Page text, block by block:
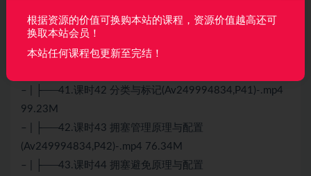
– | ├──39.课时40 网络质量分析 (NQA)配置
(Av249994834,P39)-.mp4 76.83M
– | ├──40.课时41 QoS基础(Av249994834,P40)-.mp4
– | ├──41.课时42 分类与标记(Av249994834,P41)-.mp4
99.23M
– | ├──42.课时43 拥塞管理原理与配置
(Av249994834,P42)-.mp4 76.34M
– | ├──43.课时44 拥塞避免原理与配置
根据资源的价值可换购本站的课程，资源价值越高还可
换取本站会员！
本站任何课程包更新至完结！